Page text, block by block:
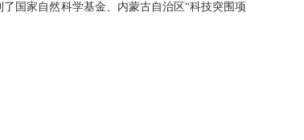
国家自然科学基金、内蒙古自治区“科技突围项